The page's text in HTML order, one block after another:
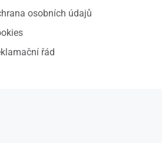
osobních údajů
řád